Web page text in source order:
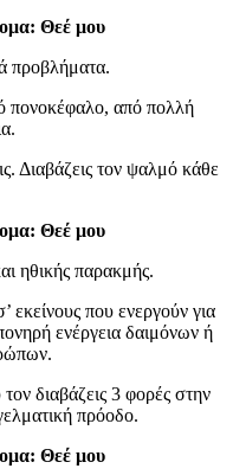
Θεέ μου
προβλήματα.
πονοκέφαλο, από πολλή
Διαβάζεις τον ψαλμό κάθε
Θεέ μου
ηθικής παρακμής.
εκείνους που ενεργούν για
ενέργεια δαιμόνων ή
διαβάζεις 3 φορές στην
πρόοδο.
Θεέ μου